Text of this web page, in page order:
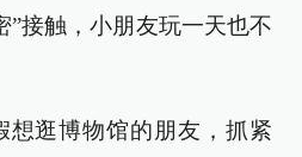
”接触，小朋友玩一天也不
想逛博物馆的朋友，抓紧